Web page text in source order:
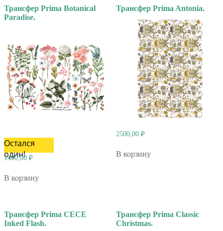
Трансфер Prima Botanical
Paradise.
Остался
один!
1400,00 ₽
В корзину
Трансфер Prima Antonia.
2500,00 ₽
В корзину
Трансфер Prima CECE
Inked Flash.
Трансфер Prima Classic
Christmas.